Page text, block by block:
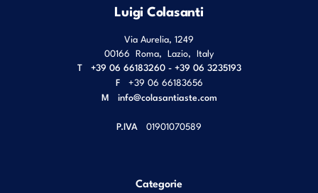
Luigi Colasanti
Via Aurelia, 1249
00166 Roma, Lazio, Italy
T
+39 06 66183260 - +39 06 3235193
F
+39 06 66183656
M info@colasantiaste.com
P.IVA 01901070589
Categorie